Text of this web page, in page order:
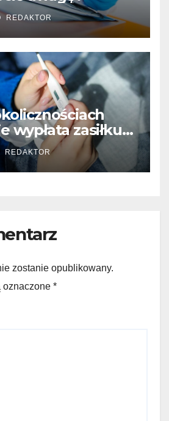
REDAKTOR
wypłata zasiłku
REDAKTOR
zostanie opublikowany.
oznaczone *